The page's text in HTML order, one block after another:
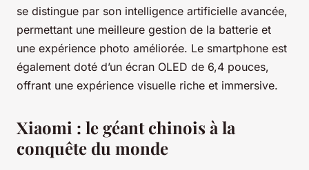
se distingue par son intelligence artificielle avancée,
permettant une meilleure gestion de la batterie et
une expérience photo améliorée. Le smartphone est
également doté d’un écran OLED de 6,4 pouces,
offrant une expérience visuelle riche et immersive.
Xiaomi : le géant chinois à la
conquête du monde